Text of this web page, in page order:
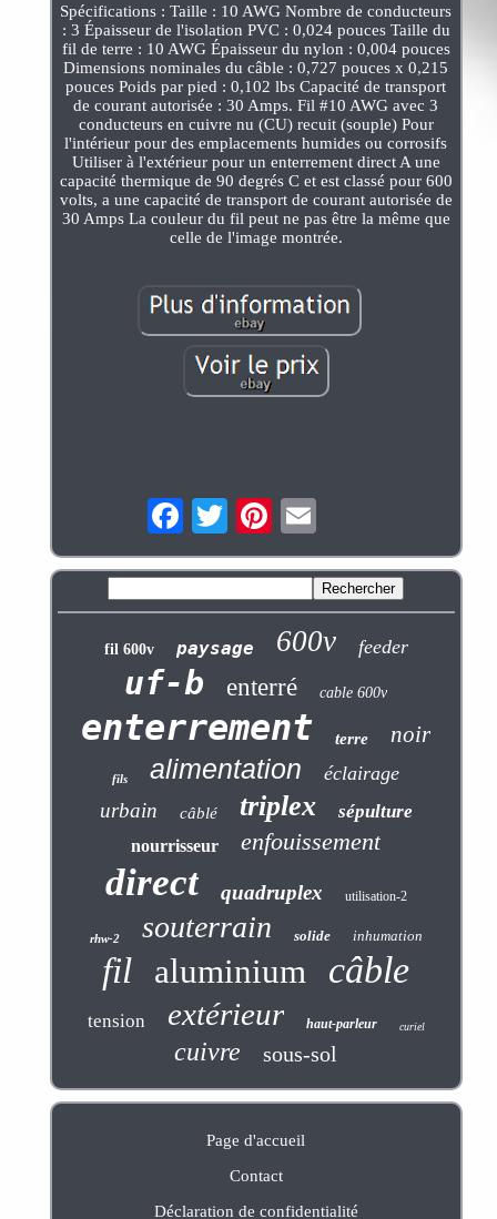
Spécifications : Taille : 10 AWG Nombre de conducteurs
: 3 Épaisseur de l'isolation PVC : 0,024 pouces Taille du
fil de terre : 10 AWG Épaisseur du nylon : 0,004 pouces
Dimensions nominales du câble : 0,727 pouces x 0,215
pouces Poids par pied : 0,102 lbs Capacité de transport
de courant autorisée : 30 Amps. Fil #10 AWG avec 3
conducteurs en cuivre nu (CU) recuit (souple) Pour
l'intérieur pour des emplacements humides ou corrosifs
Utiliser à l'extérieur pour un enterrement direct A une
capacité thermique de 90 degrés C et est classé pour 600
volts, a une capacité de transport de courant autorisée de
30 Amps La couleur du fil peut ne pas être la même que
celle de l'image montrée.
fil 600v paysage 600v feeder
uf-b enterré cable 600v
enterrement terre noir
fils alimentation éclairage
urbain câblé triplex sépulture
nourrisseur enfouissement
direct quadruplex utilisation-2
rhw-2 souterrain solide inhumation
fil aluminium câble
tension extérieur haut-parleur curiel
cuivre sous-sol
Page d'accueil
Contact
Déclaration de confidentialité